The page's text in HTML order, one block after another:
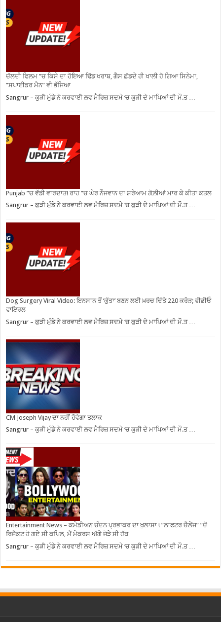
ਚੱਲਦੀ ਫਿਲਮ ”ਚ ਕਿਸੇ ਦਾ ਹੋਇਆ ਢਿੱਡ ਖਰਾਬ, ਗੈਸ ਛੱਡਦੇ ਹੀ ਖਾਲੀ ਹੋ ਗਿਆ ਸਿਨੇਮਾ,
”ਸਪਾਈਡਰ ਮੈਨ” ਵੀ ਭੱਜਿਆ
Sangrur – ਕੁੜੀ ਮੁੰਡੇ ਨੇ ਕਰਵਾਈ ਲਵ ਮੈਰਿਜ਼ ਸਦਮੇ ‘ਚ ਕੁੜੀ ਦੇ ਮਾਪਿਆਂ ਦੀ ਮੌ.ਤ …
Punjab ”ਚ ਵੱਡੀ ਵਾਰਦਾਤ! ਰਾਹ ”ਚ ਘੇਰ ਨੌਜਵਾਨ ਦਾ ਸ਼ਰੇਆਮ ਗੋਲ਼ੀਆਂ ਮਾਰ ਕੇ ਕੀਤਾ ਕਤਲ
Sangrur – ਕੁੜੀ ਮੁੰਡੇ ਨੇ ਕਰਵਾਈ ਲਵ ਮੈਰਿਜ਼ ਸਦਮੇ ‘ਚ ਕੁੜੀ ਦੇ ਮਾਪਿਆਂ ਦੀ ਮੌ.ਤ …
Dog Surgery Viral Video: ਇਨਸਾਨ ਤੋਂ ‘ਕੁੱਤਾ’ ਬਣਨ ਲਈ ਖ਼ਰਚ ਦਿੱਤੇ 220 ਕਰੋੜ; ਵੀਡੀਓ
ਵਾਇਰਲ
Sangrur – ਕੁੜੀ ਮੁੰਡੇ ਨੇ ਕਰਵਾਈ ਲਵ ਮੈਰਿਜ਼ ਸਦਮੇ ‘ਚ ਕੁੜੀ ਦੇ ਮਾਪਿਆਂ ਦੀ ਮੌ.ਤ …
CM Joseph Vijay ਦਾ ਨਹੀਂ ਹੋਵੇਗਾ ਤਲਾਕ
Sangrur – ਕੁੜੀ ਮੁੰਡੇ ਨੇ ਕਰਵਾਈ ਲਵ ਮੈਰਿਜ਼ ਸਦਮੇ ‘ਚ ਕੁੜੀ ਦੇ ਮਾਪਿਆਂ ਦੀ ਮੌ.ਤ …
Entertainment News – ਕਮੇਡੀਅਨ ਚੰਦਨ ਪ੍ਰਭਾਕਰ ਦਾ ਖੁਲਾਸਾ ! ”ਲਾਫਟਰ ਚੈਲੇਂਜ” ”ਚੋਂ
ਰਿਜੈਕਟ ਹੋ ਗਏ ਸੀ ਕਪਿਲ, ਮੈਂ ਮੇਕਰਸ ਅੱਗੇ ਜੋੜੇ ਸੀ ਹੱਥ
Sangrur – ਕੁੜੀ ਮੁੰਡੇ ਨੇ ਕਰਵਾਈ ਲਵ ਮੈਰਿਜ਼ ਸਦਮੇ ‘ਚ ਕੁੜੀ ਦੇ ਮਾਪਿਆਂ ਦੀ ਮੌ.ਤ …